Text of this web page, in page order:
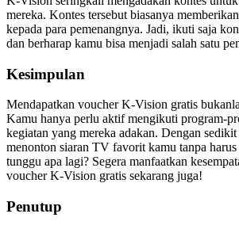
mereka. Kontes tersebut biasanya
kepada para pemenangnya. Jadi, ikuti saja
dan berharap kamu bisa menjadi salah satu
Kesimpulan
Mendapatkan voucher K-Vision gratis
Kamu hanya perlu aktif mengikuti program-
kegiatan yang mereka adakan. Dengan sedikit
menonton siaran TV favorit kamu tanpa harus
tunggu apa lagi? Segera manfaatkan
voucher K-Vision gratis sekarang juga!
Penutup